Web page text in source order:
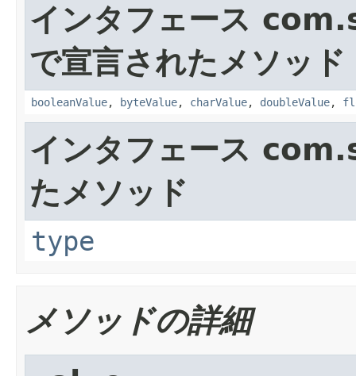
インタフェース
で宣言されたメソッド
booleanValue, byteValue, charValue, doubleValue,
インタフェース
たメソッド
type
メソッドの詳細